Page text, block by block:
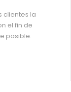
clientes la
el fin de
posible.